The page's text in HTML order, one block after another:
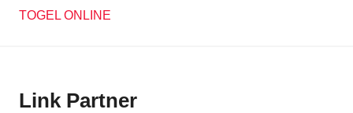
TOGEL ONLINE
Link Partner